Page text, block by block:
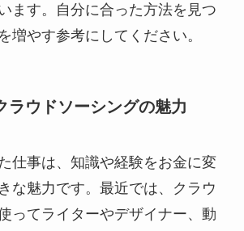
ます。自分に合った方法を見つ
増やす参考にしてください。
ラウドソーシングの魅力
仕事は、知識や経験をお金に変
な魅力です。最近では、クラウ
ってライターやデザイナー、動